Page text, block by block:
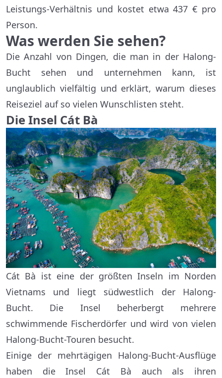
Leistungs-Verhältnis und kostet etwa 437 € pro
Person.
Was werden Sie sehen?
Die Anzahl von Dingen, die man in der Halong-
Bucht sehen und unternehmen kann, ist
unglaublich vielfältig und erklärt, warum dieses
Reiseziel auf so vielen Wunschlisten steht.
Die Insel Cát Bà
Cát Bà ist eine der größten Inseln im Norden
Vietnams und liegt südwestlich der Halong-
Bucht. Die Insel beherbergt mehrere
schwimmende Fischerdörfer und wird von vielen
Halong-Bucht-Touren besucht.
Einige der mehrtägigen Halong-Bucht-Ausflüge
haben die Insel Cát Bà auch als ihren